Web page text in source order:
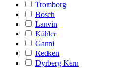
Tromborg
Bosch
Lanvin
Kähler
Ganni
Redken
Dyrberg Kern